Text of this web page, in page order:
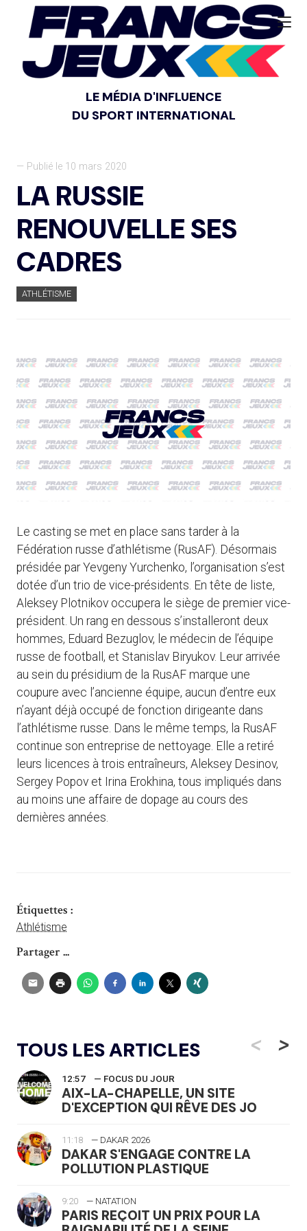
LE MÉDIA D'INFLUENCE
DU SPORT INTERNATIONAL
— Publié le 10 mars 2020
LA RUSSIE
RENOUVELLE SES
CADRES
ATHLÉTISME
Le casting se met en place sans tarder à la
Fédération russe d’athlétisme (RusAF). Désormais
présidée par Yevgeny Yurchenko, l’organisation s’est
dotée d’un trio de vice-présidents. En tête de liste,
Aleksey Plotnikov occupera le siège de premier vice-
président. Un rang en dessous s’installeront deux
hommes, Eduard Bezuglov, le médecin de l’équipe
russe de football, et Stanislav Biryukov. Leur arrivée
au sein du présidium de la RusAF marque une
coupure avec l’ancienne équipe, aucun d’entre eux
n’ayant déjà occupé de fonction dirigeante dans
l’athlétisme russe. Dans le même temps, la RusAF
continue son entreprise de nettoyage. Elle a retiré
leurs licences à trois entraîneurs, Aleksey Desinov,
Sergey Popov et Irina Erokhina, tous impliqués dans
au moins une affaire de dopage au cours des
dernières années.
Étiquettes :
Athlétisme
Partager ...
TOUS LES ARTICLES <
12:57 — FOCUS DU JOUR
AIX-LA-CHAPELLE, UN SITE
D'EXCEPTION QUI RÊVE DES JO
11:18 — DAKAR 2026
DAKAR S'ENGAGE CONTRE LA
POLLUTION PLASTIQUE
9:20 — NATATION
PARIS REÇOIT UN PRIX POUR LA
>